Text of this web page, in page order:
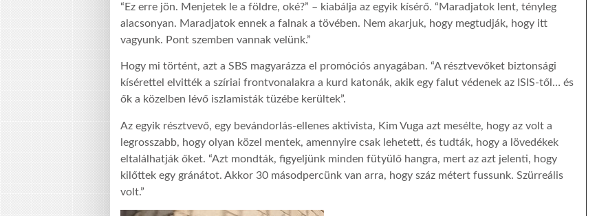
“Ez erre jön. Menjetek le a földre, oké?” – kiabálja az egyik kísérő. “Maradjatok lent, tényleg
alacsonyan. Maradjatok ennek a falnak a tövében. Nem akarjuk, hogy megtudják, hogy itt
vagyunk. Pont szemben vannak velünk.”
Hogy mi történt, azt a SBS magyarázza el promóciós anyagában. “A résztvevőket biztonsági
kísérettel elvitték a szíriai frontvonalakra a kurd katonák, akik egy falut védenek az ISIS-től… és
ők a közelben lévő iszlamisták tüzébe kerültek”.
Az egyik résztvevő, egy bevándorlás-ellenes aktivista, Kim Vuga azt mesélte, hogy az volt a
legrosszabb, hogy olyan közel mentek, amennyire csak lehetett, és tudták, hogy a lövedékek
eltalálhatják őket. “Azt mondták, figyeljünk minden fütyülő hangra, mert az azt jelenti, hogy
kilőttek egy gránátot. Akkor 30 másodpercünk van arra, hogy száz métert fussunk. Szürreális
volt.”